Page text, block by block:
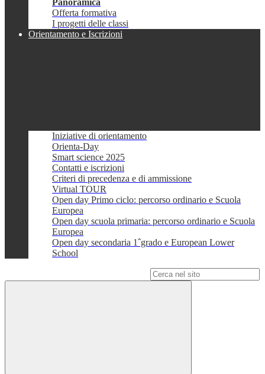
Panoramica
Offerta formativa
I progetti delle classi
Orientamento e Iscrizioni
Iniziative di orientamento
Orienta-Day
Smart science 2025
Contatti e iscrizioni
Criteri di precedenza e di ammissione
Virtual TOUR
Open day Primo ciclo: percorso ordinario e Scuola
Europea
Open day scuola primaria: percorso ordinario e Scuola
Europea
Open day secondaria 1ˆgrado e European Lower
School